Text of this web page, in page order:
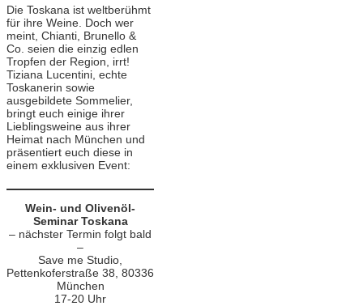
Die Toskana ist weltberühmt
für ihre Weine. Doch wer
meint, Chianti, Brunello &
Co. seien die einzig edlen
Tropfen der Region, irrt!
Tiziana Lucentini, echte
Toskanerin sowie
ausgebildete Sommelier,
bringt euch einige ihrer
Lieblingsweine aus ihrer
Heimat nach München und
präsentiert euch diese in
einem exklusiven Event:
Wein- und Olivenöl-
Seminar Toskana
– nächster Termin folgt bald
–
Save me Studio,
Pettenkoferstraße 38, 80336
München
17-20 Uhr